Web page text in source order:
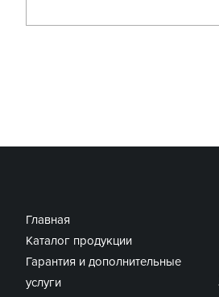
Главная
Каталог продукции
Гарантия и дополнительные
услуги